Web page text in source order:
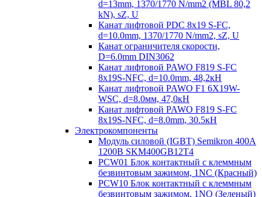
d=13mm, 1370/1770 N/mm2 (MBL 80,2
kN), sZ, U
Канат лифтовой PDC 8x19 S-FC,
d=10.0mm, 1370/1770 N/mm2, sZ, U
Канат ограничителя скорости,
D=6.0mm DIN3062
Канат лифтовой PAWO F819 S-FC
8х19S-NFC, d=10.0mm, 48,2кН
Канат лифтовой PAWO F1 6X19W-
WSC, d=8.0мм, 47,0кН
Канат лифтовой PAWO F819 S-FC
8х19S-NFC, d=8.0mm, 30.5кН
Электрокомпоненты
Модуль силовой (IGBT) Semikron 400А
1200В SKM400GB12T4
PCW01 Блок контактный с клеммным
безвинтовым зажимом, 1NC (Красный)
PCW10 Блок контактный с клеммным
безвинтовым зажимом, 1NO (Зеленый)